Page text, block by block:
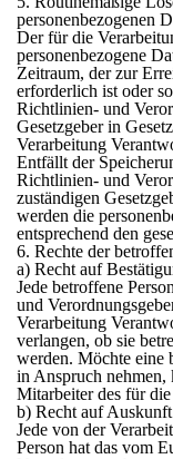
personenbezogenen
Der für die
personenbezogene
Zeitraum, der zur
erforderlich ist oder
Richtlinien- und
Gesetzgeber in
Verarbeitung
Entfällt der
Richtlinien- und
zuständigen
werden die
entsprechend den
6. Rechte der
a) Recht auf
Jede betroffene
und
Verarbeitung
verlangen, ob sie
werden. Möchte eine
in Anspruch nehmen,
Mitarbeiter des für
b) Recht auf Auskunft
Jede von der
Person hat das vom